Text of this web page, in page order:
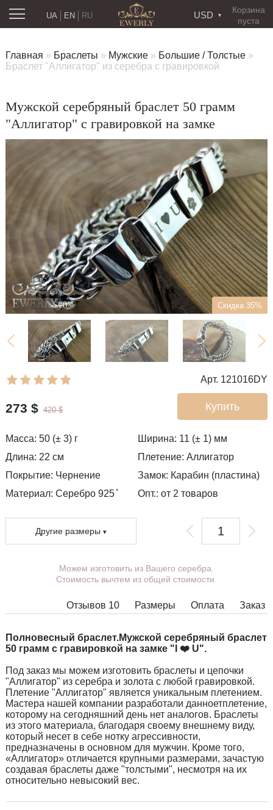
Корзина
пуста
USD
RU
UA EN
Главная » Браслеты » Мужские » Большие / Толстые »
Браслет "Аллигатор" из серебра с гравировкой
Мужской серебряный браслет 50 грамм
"Аллигатор" с гравировкой на замке
Скидка 35%
Арт. 121016DY
Купить
273 $ 420 $
Масса: 50 (± 3) г Ширина: 11 (± 1) мм
Длина: 22 см Плетение:Аллигатор
Покрытие: Чернение Замок: Карабин (пластина)
Материал: Серебро 925 ̊
Опт.: от 2 товаров
Другие размеры
Вы можете выбрать покрытие,
массу, длину, ширину, замок.
комбинациями ширины, длины и
менеджеры свяжутся с Вами.
Можем изготовить из Вашего серебра.
Стоимость вычтем из общей стоимости.
Отзывов 10 Заказ
Оплата
Размеры
Полновесный браслет.Мужской серебряный браслет
50 грамм с гравировкой на замке "I ❤️ U".
Под заказ мы можем изготовить браслеты и цепочки
"Аллигатор" из серебра и золота с любой гравировкой.
Плетение "Аллигатор" является уникальным плетением.
Мастера нашей компании разработали данноетплетение,
которому на сегодняшний день нет аналогов. Браслеты
из этого материала, благодаря своему внешнему виду,
который несет в себе нотку агрессивности,
предназначены в основном для мужчин. Кроме того,
«Аллигатор» отличается крупными размерами, зачастую
создавая браслеты даже "толстыми", несмотря на их
относительно невысокий вес.